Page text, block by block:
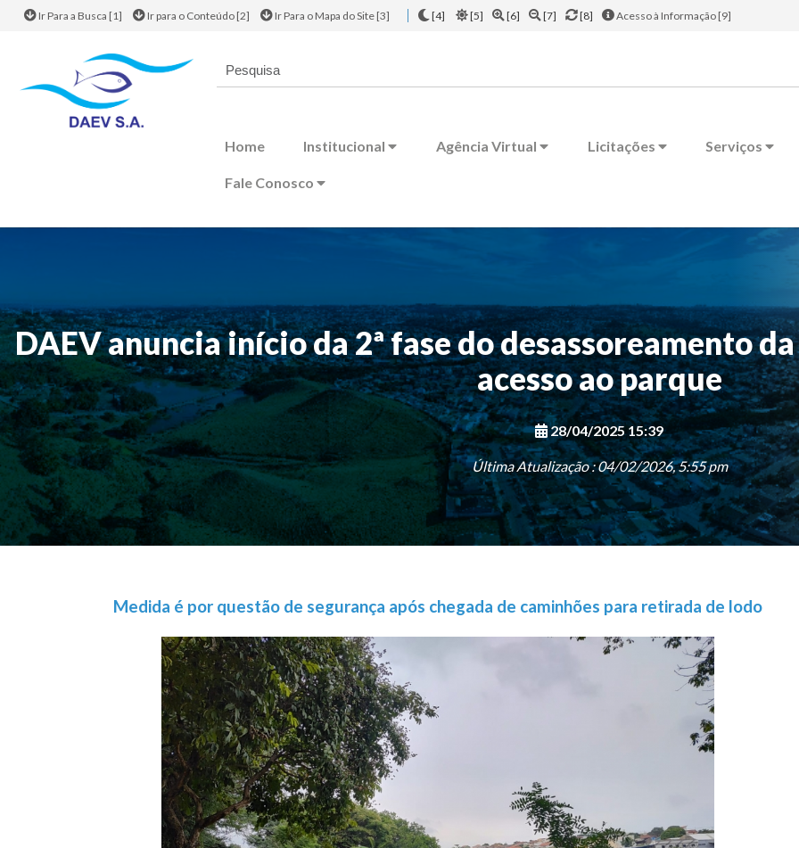
Ir Para a Busca [1] Ir para o Conteúdo [2] Ir Para o Mapa do Site [3] [4] [5] [6] [7] [8] Acesso à Informação [9]
Home Institucional Agência Virtual Licitações Serviços
Fale Conosco
DAEV anuncia início da 2ª fase do desassoreamento
acesso ao parque
28/04/2025 15:39
Última Atualização : 04/02/2026, 5:55 pm
Medida é por questão de segurança após chegada de caminhões para retirada de lodo